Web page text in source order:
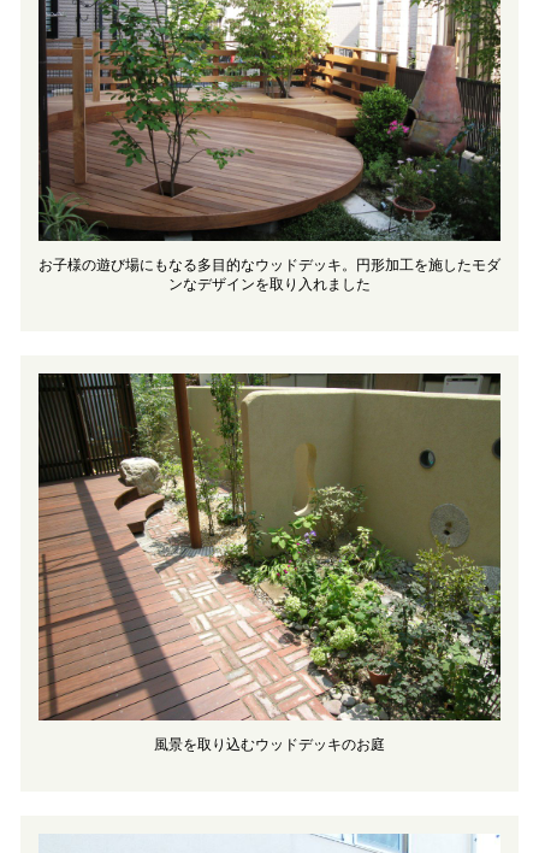
お子様の遊び場にもなる多目的なウッドデッキ。円形加工を施したモダ
ンなデザインを取り入れました
風景を取り込むウッドデッキのお庭